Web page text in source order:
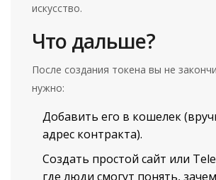
искусство.
Что дальше?
После создания токена вы не
нужно:
Добавить его в кошелек
адрес контракта).
Создать простой сайт или
где люди смогут понять,